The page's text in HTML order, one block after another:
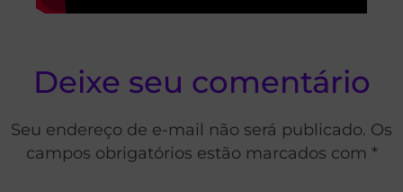
Deixe seu comentário
Seu endereço de e-mail não será publicado. Os
campos obrigatórios estão marcados com *